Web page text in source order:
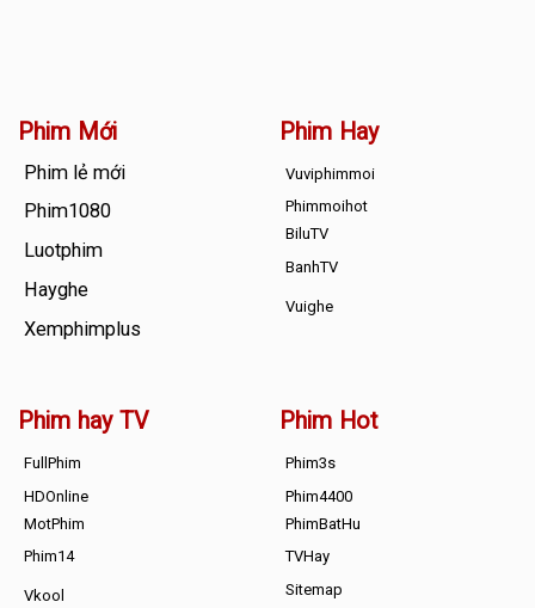
Phim Mới
Phim lẻ mới
Phim1080
Luotphim
Hayghe
Xemphimplus
Phim Hay
Vuviphimmoi
Phimmoihot
BiluTV
BanhTV
Vuighe
Phim hay TV
FullPhim
HDOnline
MotPhim
Phim14
Vkool
Phim Hot
Phim3s
Phim4400
PhimBatHu
TVHay
Sitemap